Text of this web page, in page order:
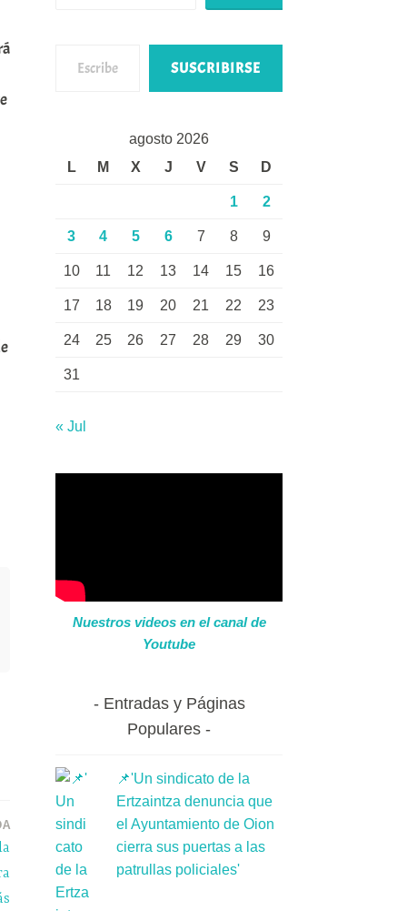
SUSCRIBIRSE
agosto 2026
L
M X J V S D
1 2
3 4 5 6 7 8 9
10 11 12 13 14 15 16
17 18 19 20 21 22 23
24 25 26 27 28 29 30
31
« Jul
Nuestros videos en el canal de
Youtube
Entradas y Páginas
Populares
📌'Un sindicato de la
Ertzaintza denuncia que
el Ayuntamiento de Oion
cierra sus puertas a las
patrullas policiales'